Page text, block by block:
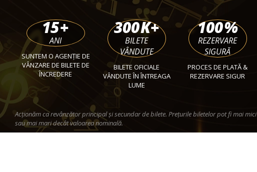
15+
ANI
SUNTEM O AGENȚIE DE
VÂNZARE DE BILETE DE
ÎNCREDERE
300K+
BILETE
VÂNDUTE
BILETE OFICIALE
VÂNDUTE ÎN ÎNTREAGA
LUME
100%
REZERVARE
SIGURĂ
PROCES DE PLATĂ &
REZERVARE SIGUR
Acționăm ca revânzător principal și secundar de bilete. Prețurile biletelor pot fi mai mici
sau mai mari decât valoarea nominală.